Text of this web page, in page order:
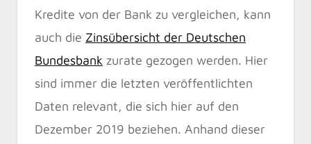
Kredite von der Bank zu vergleichen, kann
auch die Zinsübersicht der Deutschen
Bundesbank zurate gezogen werden. Hier
sind immer die letzten veröffentlichten
Daten relevant, die sich hier auf den
Dezember 2019 beziehen. Anhand dieser